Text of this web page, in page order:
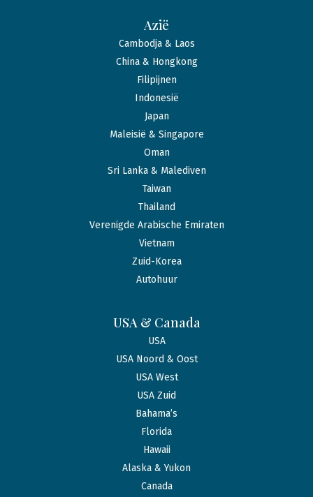
Azië
Cambodja & Laos
China & Hongkong
Filipijnen
Indonesië
Japan
Maleisië & Singapore
Oman
Sri Lanka & Malediven
Taiwan
Thailand
Verenigde Arabische Emiraten
Vietnam
Zuid-Korea
Autohuur
USA & Canada
USA
USA Noord & Oost
USA West
USA Zuid
Bahama’s
Florida
Hawaii
Alaska & Yukon
Canada